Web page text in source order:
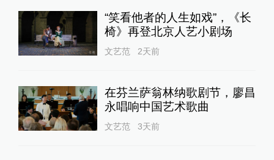
“笑看他者的人生如戏”，《长
椅》再登北京人艺小剧场
文艺范 2天前
在芬兰萨翁林纳歌剧节，廖昌
永唱响中国艺术歌曲
文艺范 3天前